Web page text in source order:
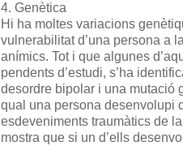
4. Genètica
Hi ha moltes variacions
vulnerabilitat d’una persona a
anímics. Tot i que algunes
pendents d’estudi, s’ha
desordre bipolar i una mutació
qual una persona desenvolupi
esdeveniments traumàtics de
mostra que si un d’ells